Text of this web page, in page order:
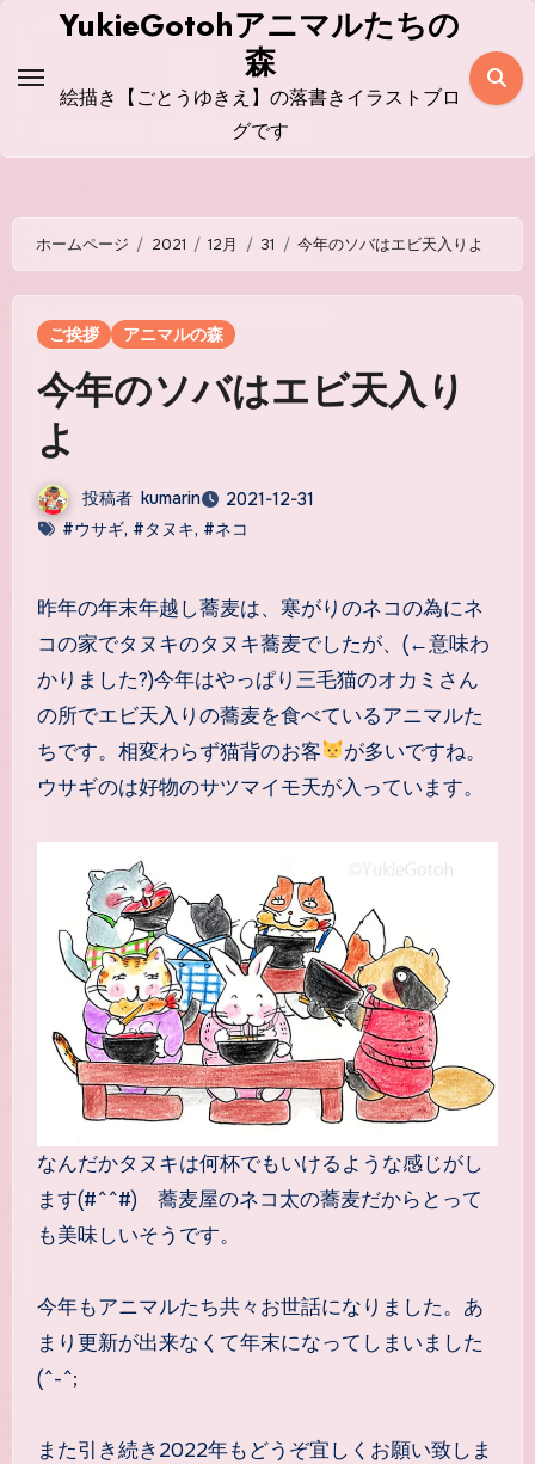
ス
YukieGotohアニマルたちの
森
絵描き【ごとうゆきえ】の落書きイラストブロ
グです
ホームページ 2021 12月 31 今年のソバはエビ天入りよ
ご挨拶 アニマルの森
今年のソバはエビ天入り
よ
投稿者 kumarin
2021-12-31
#ウサギ, #タヌキ, #ネコ
昨年の年末年越し蕎麦は、寒がりのネコの為にネ
コの家でタヌキのタヌキ蕎麦でしたが、(←意味わ
かりました?)今年はやっぱり三毛猫のオカミさん
の所でエビ天入りの蕎麦を食べているアニマルた
ちです。相変わらず猫背のお客
が多いですね。
ウサギのは好物のサツマイモ天が入っています。
なんだかタヌキは何杯でもいけるような感じがし
ます(#^^#) 蕎麦屋のネコ太の蕎麦だからとって
も美味しいそうです。
今年もアニマルたち共々お世話になりました。あ
まり更新が出来なくて年末になってしまいました
(^-^;
また引き続き2022年もどうぞ宜しくお願い致しま